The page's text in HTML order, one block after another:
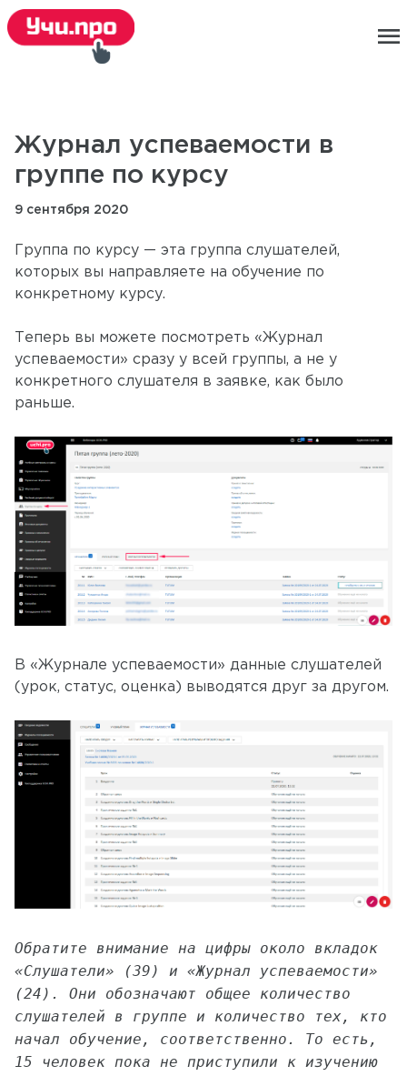
menu
Журнал успеваемости в
группе по курсу
9 сентября 2020
Группа по курсу — эта группа слушателей,
которых вы направляете на обучение по
конкретному курсу.
Теперь вы можете посмотреть «Журнал
успеваемости» сразу у всей группы, а не у
конкретного слушателя в заявке, как было
раньше.
В «Журнале успеваемости» данные слушателей
(урок, статус, оценка) выводятся друг за другом.
Обратите внимание на цифры около вкладок
«Слушатели» (39) и «Журнал успеваемости»
(24). Они обозначают общее количество
слушателей в группе и количество тех, кто
начал обучение, соответственно. То есть,
15 человек пока не приступили к изучению